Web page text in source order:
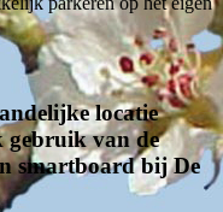
locatie
gebruik van de
smartboard bij De